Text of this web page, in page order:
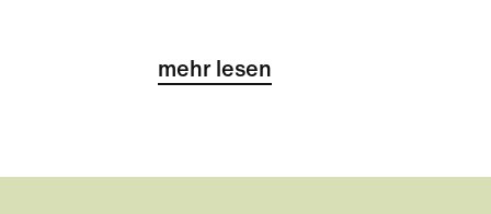
mehr lesen